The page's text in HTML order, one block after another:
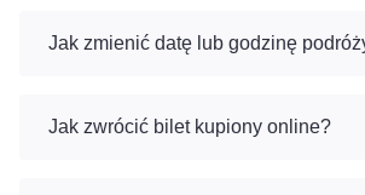
Jak zmienić datę lub godzinę
Jak zwrócić bilet kupiony online?